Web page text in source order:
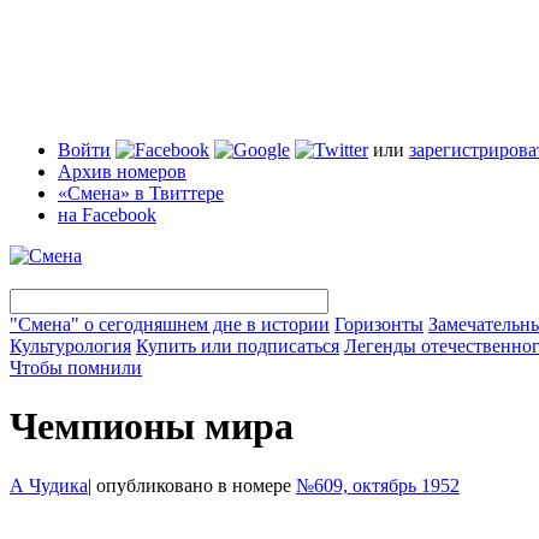
Войти или
Архив номеров
«Смена» в Твиттере
на Facebook
"Смена" о сегодняшнем дне в истории Горизонты
Культурология Купить или подписаться Легенды
Чтобы помнили
Чемпионы мира
А Чудика| опубликовано в номере №609, октябрь 1952